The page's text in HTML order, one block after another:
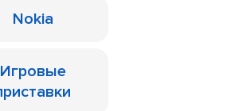
Nokia
Игровые